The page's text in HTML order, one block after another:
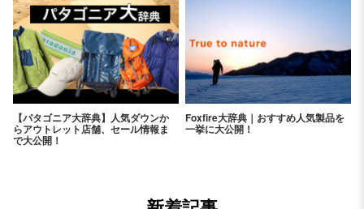
【パタゴニア大辞典】人気ダウンか
らアウトレット店舗、セール情報ま
で大公開！
Foxfire大辞典｜おすすめ人気製品を
一挙に大公開！